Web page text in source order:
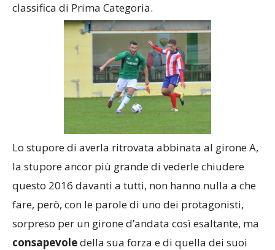
classifica di Prima Categoria.
Lo stupore di averla ritrovata abbinata al girone A,
la stupore ancor più grande di vederle chiudere
questo 2016 davanti a tutti, non hanno nulla a che
fare, però, con le parole di uno dei protagonisti,
sorpreso per un girone d’andata così esaltante, ma
consapevoledella sua forza e di quella dei suoi